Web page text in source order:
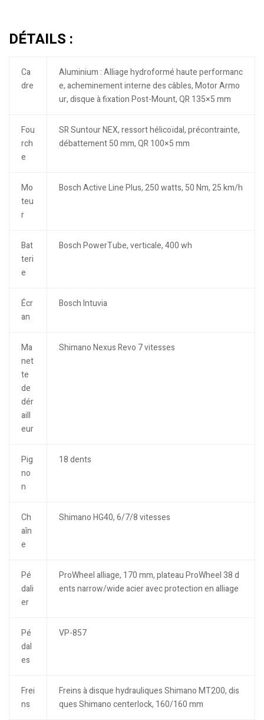
DÉTAILS :
Ca
dre
Aluminium : Alliage hydroformé haute performanc
e, acheminement interne des câbles, Motor Armo
ur, disque à fixation Post-Mount, QR 135×5 mm
Fou
rch
e
SR Suntour NEX, ressort hélicoïdal, précontrainte,
débattement 50 mm, QR 100×5 mm
Mo
teu
r
Bosch Active Line Plus, 250 watts, 50 Nm, 25 km/h
Bat
teri
e
Bosch PowerTube, verticale, 400 wh
Écr
an
Bosch Intuvia
Ma
net
te
de
dér
aill
eur
Shimano Nexus Revo 7 vitesses
Pig
no
n
18 dents
Ch
aîn
e
Shimano HG40, 6/7/8 vitesses
Pé
dali
er
ProWheel alliage, 170 mm, plateau ProWheel 38 d
ents narrow/wide acier avec protection en alliage
Pé
dal
es
VP-857
Frei
ns
Freins à disque hydrauliques Shimano MT200, dis
ques Shimano centerlock, 160/160 mm